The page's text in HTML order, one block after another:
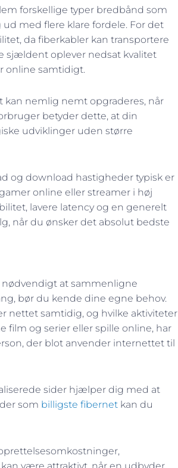
forskellige typer bredbånd som
med flere klare fordele. For det
da fiberkabler kan transportere
sjældent oplever nedsat kvalitet
online samtidigt.
kan nemlig nemt opgraderes, når
betyder dette, at din
udviklinger uden større
og download hastigheder typisk er
online eller streamer i høj
lavere latency og en generelt
når du ønsker det absolut bedste
at sammenligne
bør du kende dine egne behov.
nettet samtidig, og hvilke aktiviteter
film og serier eller spille online, har
der blot anvender internettet til
sider hjælper dig med at
som billigste fibernet kan du
være attraktivt, når en udbyder